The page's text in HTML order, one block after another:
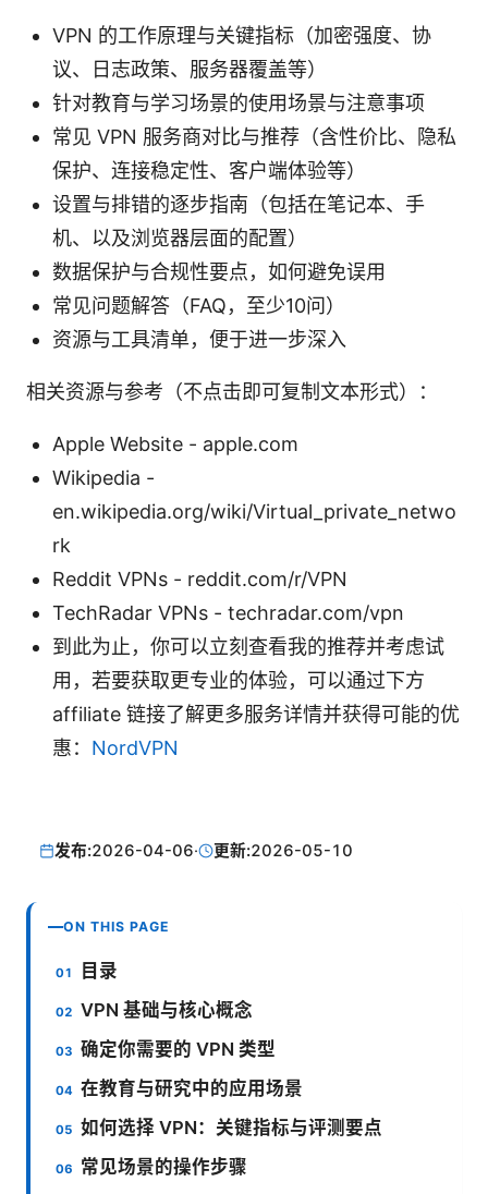
VPN 的工作原理与关键指标（加密强度、协
议、日志政策、服务器覆盖等）
针对教育与学习场景的使用场景与注意事项
常见 VPN 服务商对比与推荐（含性价比、隐私
保护、连接稳定性、客户端体验等）
设置与排错的逐步指南（包括在笔记本、手
机、以及浏览器层面的配置）
数据保护与合规性要点，如何避免误用
常见问题解答（FAQ，至少10问）
资源与工具清单，便于进一步深入
相关资源与参考（不点击即可复制文本形式）：
Apple Website - apple.com
Wikipedia -
en.wikipedia.org/wiki/Virtual_private_netwo
rk
Reddit VPNs - reddit.com/r/VPN
TechRadar VPNs - techradar.com/vpn
到此为止，你可以立刻查看我的推荐并考虑试
用，若要获取更专业的体验，可以通过下方
affiliate 链接了解更多服务详情并获得可能的优
惠： NordVPN
发布:2026-04-06· 更新:2026-05-10
ON THIS PAGE
目录
VPN 基础与核心概念
确定你需要的 VPN 类型
在教育与研究中的应用场景
如何选择 VPN：关键指标与评测要点
常见场景的操作步骤